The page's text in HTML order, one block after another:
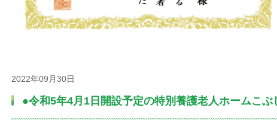
2022年09月30日
●令和5年4月1日開設予定の特別養護老人ホームこぶ